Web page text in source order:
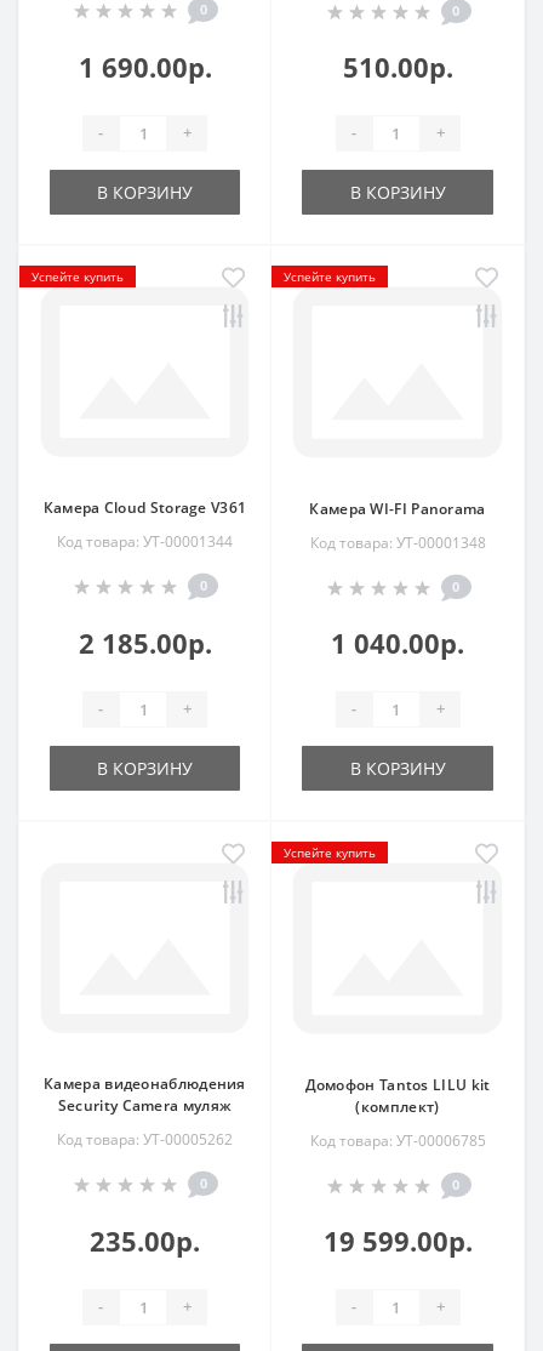
0
1 690.00р.
- +
В КОРЗИНУ
0
510.00р.
- +
В КОРЗИНУ
Успейте купить
Камера Cloud Storage V361
Код товара: УТ-00001344
0
2 185.00р.
- +
В КОРЗИНУ
Успейте купить
Камера WI-FI Panorama
Код товара: УТ-00001348
0
1 040.00р.
- +
В КОРЗИНУ
Камера видеонаблюдения
Security Camera муляж
Код товара: УТ-00005262
0
235.00р.
- +
Успейте купить
Домофон Tantos LILU kit
(комплект)
Код товара: УТ-00006785
0
19 599.00р.
- +